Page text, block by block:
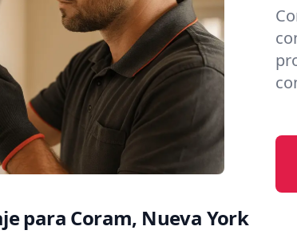
para Coram, Nueva York